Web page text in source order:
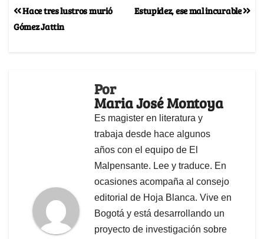
Estupidez, ese mal incurable
Hace tres lustros murió
Gómez Jattin
Por
Maria José Montoya
Es magister en literatura y
trabaja desde hace algunos
años con el equipo de El
Malpensante. Lee y traduce. En
ocasiones acompaña al consejo
editorial de Hoja Blanca. Vive en
Bogotá y está desarrollando un
proyecto de investigación sobre